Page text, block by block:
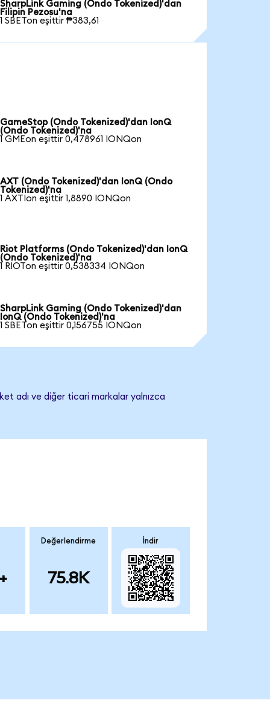
SharpLink Gaming (Ondo Tokenized)'dan
Filipin Pezosu'na
1 SBETon eşittir ₱383,61
GameStop (Ondo Tokenized)'dan IonQ
(Ondo Tokenized)'na
1 GMEon eşittir 0,478961 IONQon
AXT (Ondo Tokenized)'dan IonQ (Ondo
Tokenized)'na
1 AXTIon eşittir 1,8890 IONQon
Riot Platforms (Ondo Tokenized)'dan IonQ
(Ondo Tokenized)'na
1 RIOTon eşittir 0,538334 IONQon
SharpLink Gaming (Ondo Tokenized)'dan
IonQ (Ondo Tokenized)'na
1 SBETon eşittir 0,156755 IONQon
adı ve diğer ticari markalar yalnızca
Değerlendirme
75.8K
İndir